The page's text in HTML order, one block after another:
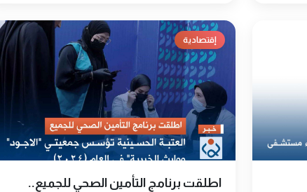
إقتصادية
اطلقت برنامج التأمين الصحي للجميع..